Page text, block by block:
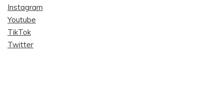
Instagram
Youtube
TikTok
Twitter